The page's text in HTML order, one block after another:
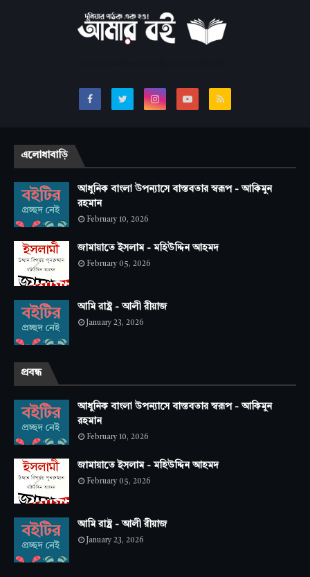
এলোধাবাড়ি
আধুনিক বাংলা উপন্যাসে বাস্তবতার স্বরূপ - আকিমুন
রহমান
February 10, 2026
জামায়াতে ইসলাম - মহিউদ্দিন আহমদ
February 05, 2026
আমি রাষ্ট্র - আলী রীয়াজ
January 23, 2026
প্রবন্ধ
আধুনিক বাংলা উপন্যাসে বাস্তবতার স্বরূপ - আকিমুন
রহমান
February 10, 2026
জামায়াতে ইসলাম - মহিউদ্দিন আহমদ
February 05, 2026
আমি রাষ্ট্র - আলী রীয়াজ
January 23, 2026